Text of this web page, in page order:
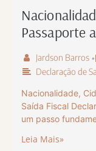
Passaporte
Jardson Barros •
Declaração de
Nacionalidade,
Saída Fiscal
um passo
Leia Mais»